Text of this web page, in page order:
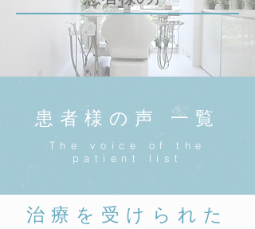
患者様の声 一覧
The voice of the
patient list
治療を受けられた